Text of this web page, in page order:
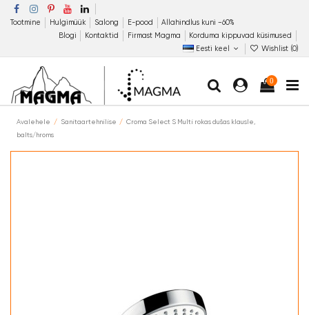
Tootmine Hulgimüük Salong E-pood
Allahindlus kuni −60%
Blogi
Kontaktid Firmast Magma
Korduma kippuvad küsimused
Eesti keel
Wishlist (0)
0
Avalehele Sanitaartehnilise
Croma Select S Multi rokas dušas klausle,
balts/hroms